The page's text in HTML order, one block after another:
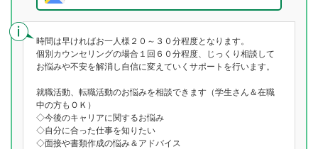
時間は早ければお一人様２０～３０分程度となります。
個別カウンセリングの場合１回６０分程度、じっくり相談して
お悩みや不安を解消し自信に変えていくサポートを行います。
就職活動、転職活動のお悩みを相談できます（学生さん＆在職
中の方もＯＫ）
◇今後のキャリアに関するお悩み
◇自分に合った仕事を知りたい
◇面接や書類作成の悩み＆アドバイス